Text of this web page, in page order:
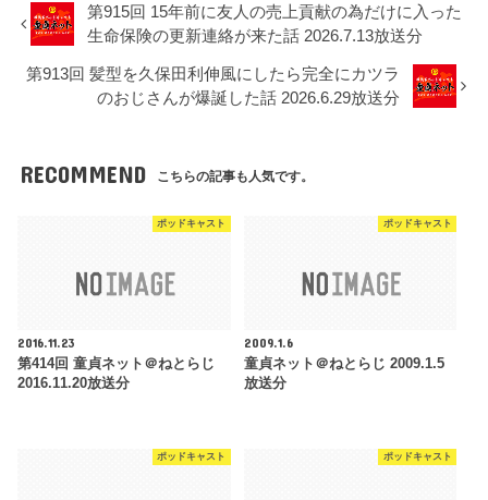
第915回 15年前に友人の売上貢献の為だけに入った
生命保険の更新連絡が来た話 2026.7.13放送分
第913回 髪型を久保田利伸風にしたら完全にカツラ
のおじさんが爆誕した話 2026.6.29放送分
RECOMMEND こちらの記事も人気です。
ポッドキャスト
2016.11.23
第414回 童貞ネット＠ねとらじ
2016.11.20放送分
ポッドキャスト
2009.1.6
童貞ネット＠ねとらじ 2009.1.5
放送分
ポッドキャスト ポッドキャスト